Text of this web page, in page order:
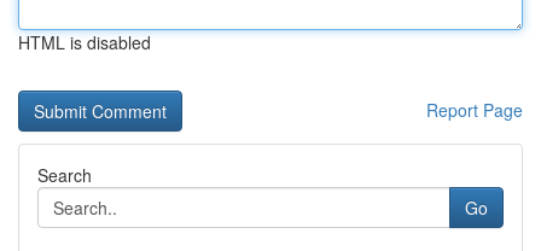
HTML is disabled
Report Page
Search
Go